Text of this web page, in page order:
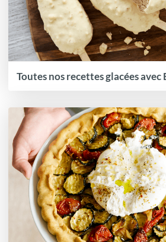
Toutes nos recettes glacées